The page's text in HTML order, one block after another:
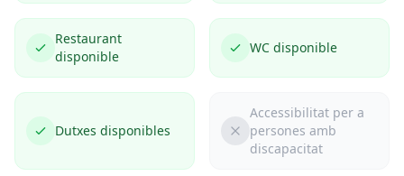
Restaurant
disponible
WC disponible
Dutxes disponibles
Accessibilitat per a
persones amb
discapacitat